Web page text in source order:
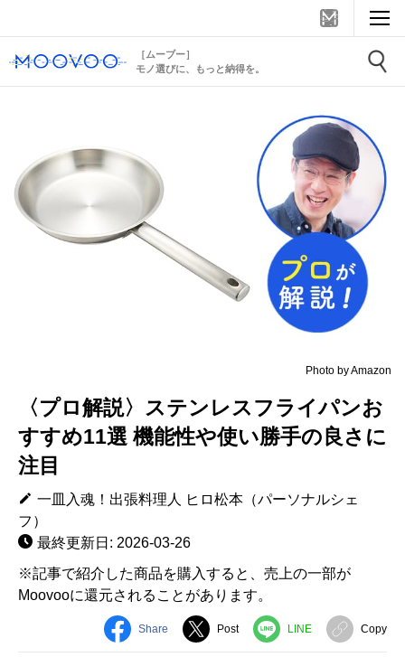
［ムーブー］
モノ選びに、もっと納得を。
Photo by Amazon
〈プロ解説〉ステンレスフライパンお
すすめ11選 機能性や使い勝手の良さに
注目
一皿入魂！出張料理人 ヒロ松本（パーソナルシェ
フ）
最終更新日: 2026-03-26
※記事で紹介した商品を購入すると、売上の一部が
Moovooに還元されることがあります。
Share Post LINE Copy